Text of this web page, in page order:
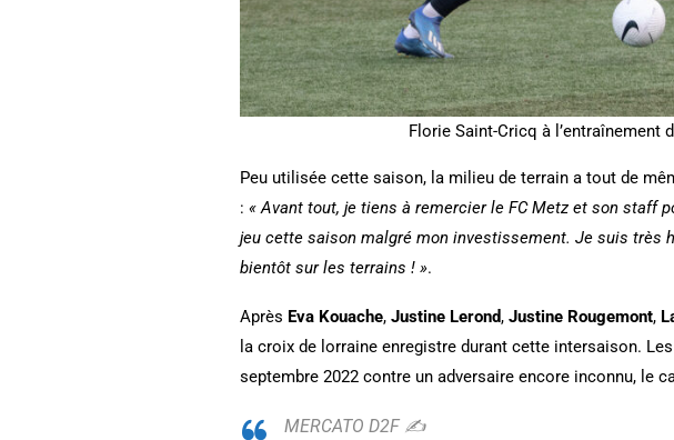
Florie Saint-Cricq à l’entraînement
Peu utilisée cette saison, la milieu de terrain a tout de
: « Avant tout, je tiens à remercier le FC Metz et son staff
jeu cette saison malgré mon investissement. Je suis très
bientôt sur les terrains ! ».
Après Eva Kouache, Justine Lerond, Justine Rougemont,
la croix de lorraine enregistre durant cette intersaison.
septembre 2022 contre un adversaire encore inconnu, le
MERCATO D2F ✍️